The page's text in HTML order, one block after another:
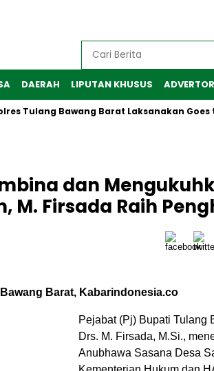
DAERAH LIPUTAN KHUSUS
Tulang Bawang Barat Laksanakan Goes
dan
M. Firsada Raih
Barat, Kabarindonesia.co
Pejabat (Pj) Bupati Tulang
Drs. M. Firsada, M.Si.,
Anubhawa Sasana Desa